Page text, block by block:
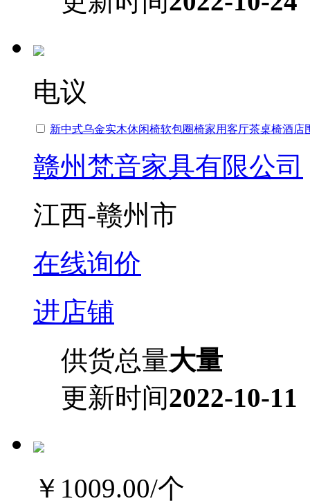
电议
新中式乌金实木休闲椅软包圈椅家用客厅茶桌椅酒店
赣州梵音家具有限公司
江西-赣州市
在线询价
进店铺
供货总量大量
更新时间2022-10-11
￥1009.00/个